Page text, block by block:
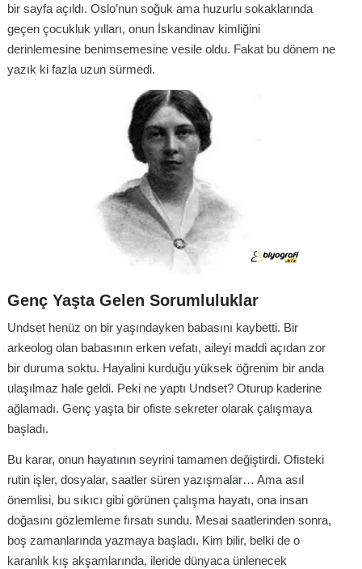
bir sayfa açıldı. Oslo’nun soğuk ama huzurlu sokaklarında
geçen çocukluk yılları, onun İskandinav kimliğini
derinlemesine benimsemesine vesile oldu. Fakat bu dönem ne
yazık ki fazla uzun sürmedi.
Genç Yaşta Gelen Sorumluluklar
Undset henüz on bir yaşındayken babasını kaybetti. Bir
arkeolog olan babasının erken vefatı, aileyi maddi açıdan zor
bir duruma soktu. Hayalini kurduğu yüksek öğrenim bir anda
ulaşılmaz hale geldi. Peki ne yaptı Undset? Oturup kaderine
ağlamadı. Genç yaşta bir ofiste sekreter olarak çalışmaya
başladı.
Bu karar, onun hayatının seyrini tamamen değiştirdi. Ofisteki
rutin işler, dosyalar, saatler süren yazışmalar… Ama asıl
önemlisi, bu sıkıcı gibi görünen çalışma hayatı, ona insan
doğasını gözlemleme fırsatı sundu. Mesai saatlerinden sonra,
boş zamanlarında yazmaya başladı. Kim bilir, belki de o
karanlık kış akşamlarında, ileride dünyaca ünlenecek